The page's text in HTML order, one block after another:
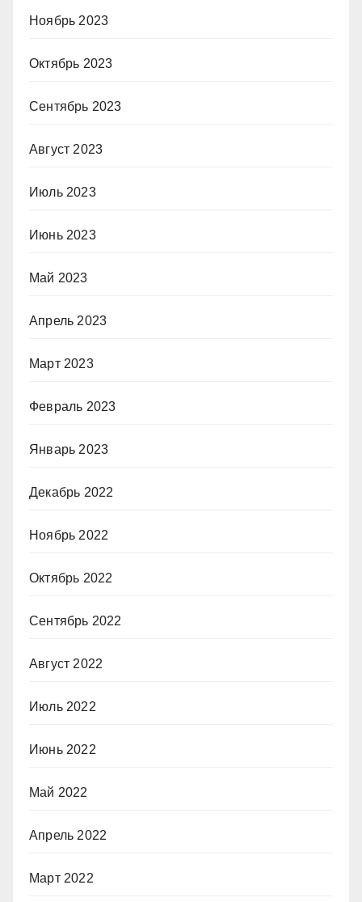
Ноябрь 2023
Октябрь 2023
Сентябрь 2023
Август 2023
Июль 2023
Июнь 2023
Май 2023
Апрель 2023
Март 2023
Февраль 2023
Январь 2023
Декабрь 2022
Ноябрь 2022
Октябрь 2022
Сентябрь 2022
Август 2022
Июль 2022
Июнь 2022
Май 2022
Апрель 2022
Март 2022